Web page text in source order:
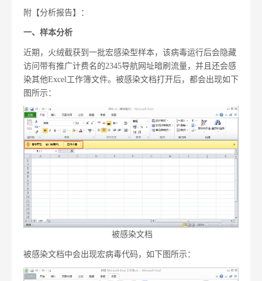
附【分析报告】：
一、样本分析
近期，火绒截获到一批宏感染型样本，该病毒运行后会隐藏
访问带有推广计费名的2345导航网址暗刷流量，并且还会感
染其他Excel工作簿文件。被感染文档打开后，都会出现如下
图所示：
被感染文档
被感染文档中会出现宏病毒代码，如下图所示：